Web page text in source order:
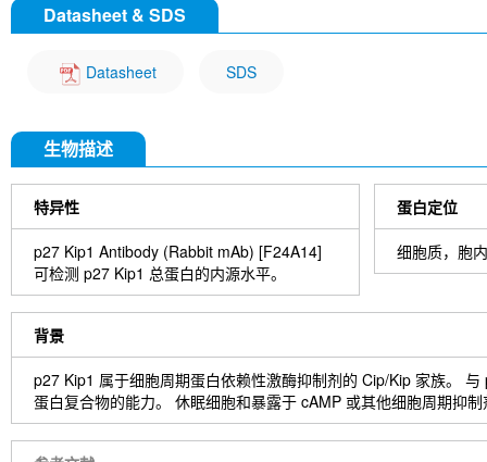
2. 将切片在 3% 过氧化氢中孵育 10 分钟。
4. 在洗涤缓冲液中洗涤切片 5 分钟。
5. 用 100–400 µl 封闭液在室温下封闭每个切片 1 小时。
7. 去除抗体溶液，用洗涤缓冲液洗涤切片 3 次，每次 5 分钟。
8. 用 1-3 滴所需的 HRPA 覆盖切片。 在加湿室中室温孵育 30 分钟
9. 用洗涤缓冲液洗涤切片 3 次，每次 5 分钟。
10. 使用前将 DAB 显色剂浓缩液加入 DAB 稀释液中并充分混合。
11. 在每个切片上涂抹 100–400 µl DAB 并密切监测。 1-10 分钟通
13. 如果需要，用苏木精复染切片。
14. 用 dH2O 清洗切片两次，每次 5 分钟。
15. 切片脱水：95%乙醇孵育切片两次，每次 10 秒； 在 100% 乙
16. 用盖玻片和封固剂封固切片。
Datasheet & SDS
Datasheet SDS
生物描述
特异性
p27 Kip1 Antibody (Rabbit mAb) [F24A14]
可检测 p27 Kip1 总蛋白的内源水平。
蛋白定位
细胞质，胞
背景
p27 Kip1 属于细胞周期蛋白依赖性激酶抑制剂的 Cip/Kip 家族。
蛋白复合物的能力。 休眠细胞和暴露于 cAMP 或其他细胞周期抑